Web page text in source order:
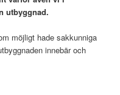
utbyggnad.
möjligt hade sakkunniga
innebär och